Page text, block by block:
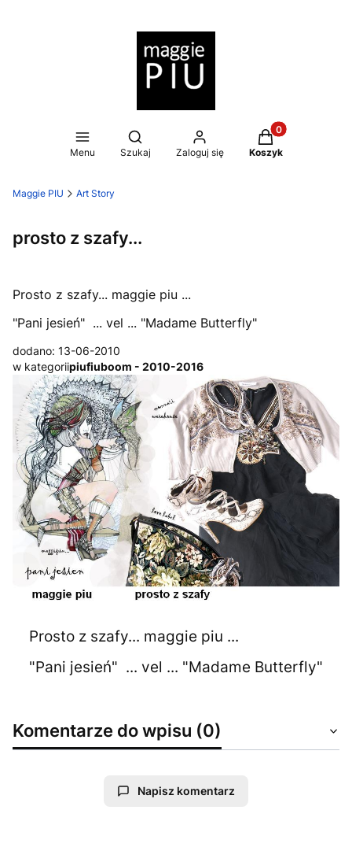
Menu
Otwórz wyszukiwarkę
Szukaj Zaloguj się
Produkty w
Koszyk
Maggie PIU Art Story
prosto z szafy...
Prosto z szafy... maggie piu ...
"Pani jesień" ... vel ... "Madame Butterfly"
dodano: 13-06-2010
w kategoriipiufiuboom - 2010-2016
Prosto z szafy... maggie piu ...
"Pani jesień" ... vel ... "Madame Butterfly"
Komentarze do wpisu (0)
Napisz komentarz